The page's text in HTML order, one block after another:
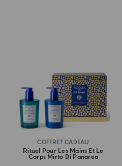
COFFRET CADEAU
Rituel Pour Les Mains Et Le
Corps Mirto Di Panarea